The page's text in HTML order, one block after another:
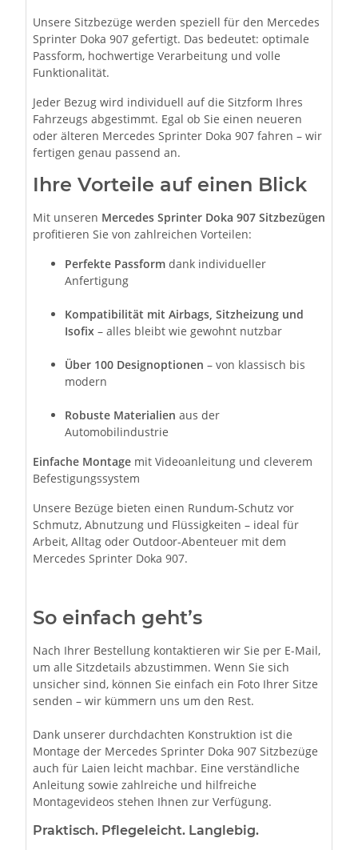
Unsere Sitzbezüge werden speziell für den Mercedes
Sprinter Doka 907 gefertigt. Das bedeutet: optimale
Passform, hochwertige Verarbeitung und volle
Funktionalität.
Jeder Bezug wird individuell auf die Sitzform Ihres
Fahrzeugs abgestimmt. Egal ob Sie einen neueren
oder älteren Mercedes Sprinter Doka 907 fahren – wir
fertigen genau passend an.
Ihre Vorteile auf einen Blick
Mit unseren Mercedes Sprinter Doka 907 Sitzbezügen
profitieren Sie von zahlreichen Vorteilen:
Perfekte Passform dank individueller
Anfertigung
Kompatibilität mit Airbags, Sitzheizung und
Isofix – alles bleibt wie gewohnt nutzbar
Über 100 Designoptionen – von klassisch bis
modern
Robuste Materialien aus der
Automobilindustrie
Einfache Montage mit Videoanleitung und cleverem
Befestigungssystem
Unsere Bezüge bieten einen Rundum-Schutz vor
Schmutz, Abnutzung und Flüssigkeiten – ideal für
Arbeit, Alltag oder Outdoor-Abenteuer mit dem
Mercedes Sprinter Doka 907.
So einfach geht’s
Nach Ihrer Bestellung kontaktieren wir Sie per E-Mail,
um alle Sitzdetails abzustimmen. Wenn Sie sich
unsicher sind, können Sie einfach ein Foto Ihrer Sitze
senden – wir kümmern uns um den Rest.
Dank unserer durchdachten Konstruktion ist die
Montage der Mercedes Sprinter Doka 907 Sitzbezüge
auch für Laien leicht machbar. Eine verständliche
Anleitung sowie zahlreiche und hilfreiche
Montagevideos stehen Ihnen zur Verfügung.
Praktisch. Pflegeleicht. Langlebig.